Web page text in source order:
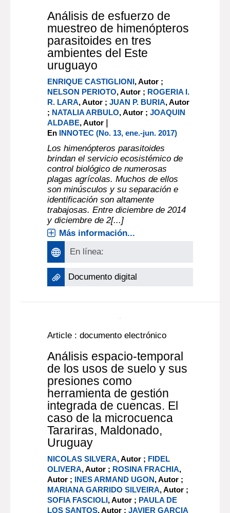
Article : documento electrónico
Análisis de esfuerzo de
muestreo de himenópteros
parasitoides en tres
ambientes del Este
uruguayo
ENRIQUE CASTIGLIONI, Autor ;
NELSON PERIOTO, Autor ;ROGERIA I.
R. LARA, Autor ;JUAN P. BURIA, Autor
;NATALIA ARBULO, Autor ;JOAQUIN
ALDABE, Autor|
EnINNOTEC (No. 13, ene.-jun. 2017)
Los himenópteros parasitoides
brindan el servicio ecosistémico de
control biológico de numerosas
plagas agrícolas. Muchos de ellos
son minúsculos y su separación e
identificación son altamente
trabajosas. Entre diciembre de 2014
y diciembre de 2[...]
Más información...
Article : documento electrónico
Análisis espacio-temporal
de los usos de suelo y sus